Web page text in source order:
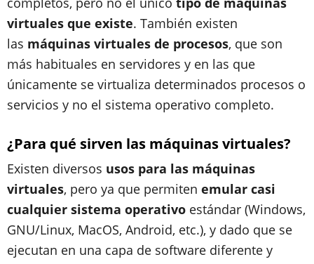
virtuales que existe. También existen
las máquinas virtuales de procesos, que son
más habituales en servidores y en las que
únicamente se virtualiza determinados procesos o
servicios y no el sistema operativo completo.
¿Para qué sirven las máquinas virtuales?
Existen diversos usos para las máquinas
virtuales, pero ya que permiten emular casi
cualquier sistema operativo estándar (Windows,
GNU/Linux, MacOS, Android, etc.), y dado que se
ejecutan en una capa de software diferente y